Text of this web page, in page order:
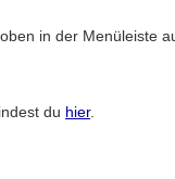
in der Menüleiste
du hier.